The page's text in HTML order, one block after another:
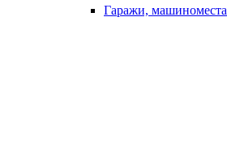
Гаражи, машиноместа